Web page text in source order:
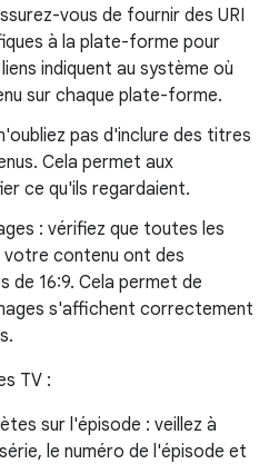
vous de fournir des URI
à la plate-forme pour
indiquent au système où
sur chaque plate-forme.
pas d'inclure des titres
Cela permet aux
ce qu'ils regardaient.
: vérifiez que toutes les
votre contenu ont des
de 16:9. Cela permet de
s'affichent correctement
TV :
sur l'épisode : veillez à
le numéro de l'épisode et